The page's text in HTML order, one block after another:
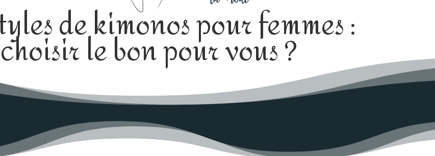
de kimonos pour femmes :
le bon pour vous ?